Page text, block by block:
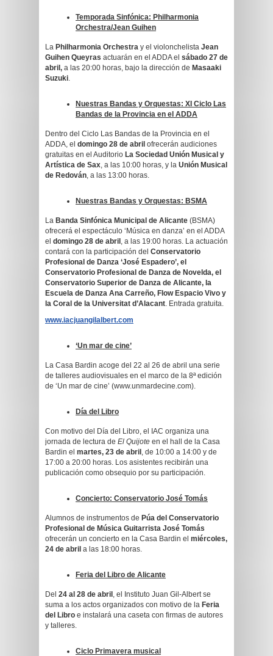
Temporada Sinfónica: Philharmonia
Orchestra/Jean Guihen
La Philharmonia Orchestra y el violonchelista Jean
Guihen Queyras actuarán en el ADDA el sábado 27 de
abril, a las 20:00 horas, bajo la dirección de Masaaki
Suzuki.
Nuestras Bandas y Orquestas: XI Ciclo Las
Bandas de la Provincia en el ADDA
Dentro del Ciclo Las Bandas de la Provincia en el
ADDA, el domingo 28 de abril ofrecerán audiciones
gratuitas en el Auditorio La Sociedad Unión Musical y
Artística de Sax, a las 10:00 horas, y la Unión Musical
de Redován, a las 13:00 horas.
Nuestras Bandas y Orquestas: BSMA
La Banda Sinfónica Municipal de Alicante (BSMA)
ofrecerá el espectáculo ‘Música en danza’ en el ADDA
el domingo 28 de abril , a las 19:00 horas. La actuación
contará con la participación del Conservatorio
Profesional de Danza ‘José Espadero’, el
Conservatorio Profesional de Danza de Novelda, el
Conservatorio Superior de Danza de Alicante, la
Escuela de Danza Ana Carreño, Flow Espacio Vivo y
la Coral de la Universitat d’Alacant. Entrada gratuita.
www.iacjuangilalbert.com
‘Un mar de cine’
La Casa Bardin acoge del 22 al 26 de abril una serie
de talleres audiovisuales en el marco de la 8ª edición
de ‘Un mar de cine’ (www.unmardecine.com).
Día del Libro
Con motivo del Día del Libro, el IAC organiza una
jornada de lectura de El Quijote en el hall de la Casa
Bardin el martes, 23 de abril , de 10:00 a 14:00 y de
17:00 a 20:00 horas. Los asistentes recibirán una
publicación como obsequio por su participación.
Concierto: Conservatorio José Tomás
Alumnos de instrumentos de Púa del Conservatorio
Profesional de Música Guitarrista José Tomás
ofrecerán un concierto en la Casa Bardin el miércoles,
24 de abril a las 18:00 horas.
Feria del Libro de Alicante
Del 24 al 28 de abril , el Instituto Juan Gil-Albert se
suma a los actos organizados con motivo de la Feria
del Libro e instalará una caseta con firmas de autores
y talleres.
Ciclo Primavera musical